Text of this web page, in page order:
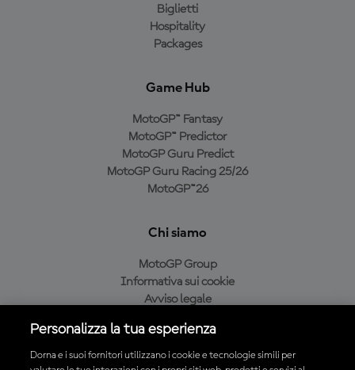
Biglietti
Hospitality
Packages
Game Hub
MotoGP™ Fantasy
MotoGP™ Predictor
MotoGP Guru Predict
MotoGP Guru Racing 25/26
MotoGP™26
Chi siamo
MotoGP Group
Informativa sui cookie
Avviso legale
Condizioni di acquisto
Personalizza la tua esperienza
Dorna e i suoi fornitori utilizzano i cookie e tecnologie simili per